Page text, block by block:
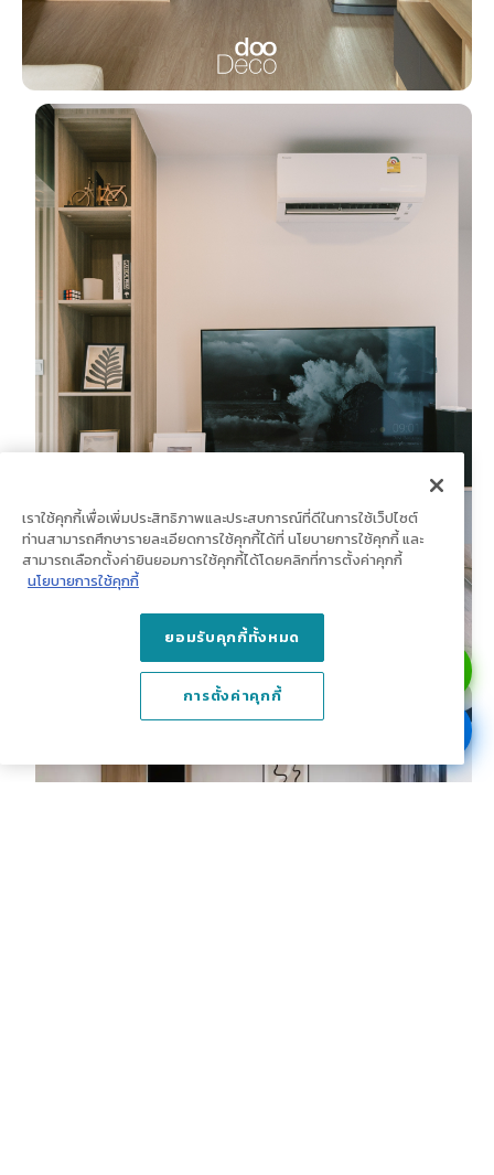
เราใช้คุกกี้เพื่อเพิ่มประสิทธิภาพและประสบการณ์ที่ดีในการใช้เว็ปไซต์
ท่านสามารถศึกษารายละเอียดการใช้คุกกี้ได้ที่ นโยบายการใช้คุกกี้ และ
สามารถเลือกตั้งค่ายินยอมการใช้คุกกี้ได้โดยคลิกที่การตั้งค่าคุกกี้
นโยบายการใช้คุกกี้
ยอมรับคุกกี้ทั้งหมด
การตั้งค่าคุกกี้